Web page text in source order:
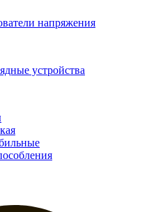
напряжения
устройства